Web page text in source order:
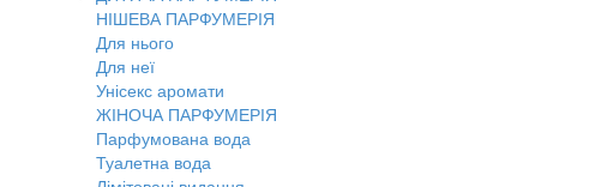
НІШЕВА ПАРФУМЕРІЯ
Для нього
Для неї
Унісекс аромати
ЖІНОЧА ПАРФУМЕРІЯ
Парфумована вода
Туалетна вода